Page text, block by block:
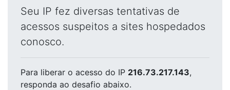
Seu IP fez diversas tentativas de
acessos suspeitos a sites hospedados
conosco.
Para liberar o acesso do IP 216.73.217.143,
responda ao desafio abaixo.